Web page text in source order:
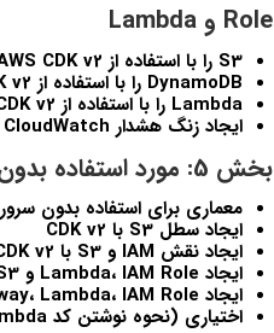
Role و Lambda
S3 را با استفاده از AWS CDK v2 ايجاد کنيد
DynamoDB را با استفاده از AWS CDK v2 ايجاد کنيد
Lambda را با استفاده از AWS CDK v2 ايجاد کنيد
ايجاد زنگ هشدار CloudWatch با استفاده از AWS CDK v2
بخش 5: مورد استفاده بدون سرور 1 – API Gateway، Lambda و S3
معماري براي استفاده بدون سرور
ايجاد سطل S3 با CDK v2
ايجاد نقش IAM و S3 با CDK v2
ايجاد Lambda، IAM Role و S3 با CDK v2
ايجاد API Gateway، Lambda، IAM Role و S3 با CDK v2
اختياري (نحوه نوشتن کد Lambda) – از دوره Udemy من در AWS Lambda